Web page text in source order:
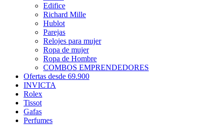
Edifice
Richard Mille
Hublot
Parejas
Relojes para mujer
Ropa de mujer
Ropa de Hombre
COMBOS EMPRENDEDORES
Ofertas desde 69.900
INVICTA
Rolex
Tissot
Gafas
Perfumes